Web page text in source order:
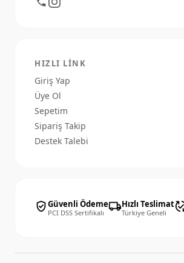
HIZLI LINK
Giriş Yap
Üye Ol
Sepetim
Sipariş Takip
Destek Talebi
verified_userGüvenli Ödeme
PCI DSS Sertifikalı local_shippingHızlı Teslimat
Türkiye Geneli